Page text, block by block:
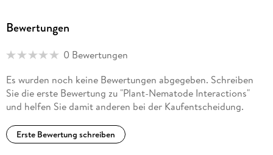
Bewertungen
0 Bewertungen
Es wurden noch keine Bewertungen abgegeben. Schreiben
Sie die erste Bewertung zu "Plant-Nematode Interactions"
und helfen Sie damit anderen bei der Kaufentscheidung.
Erste Bewertung schreiben